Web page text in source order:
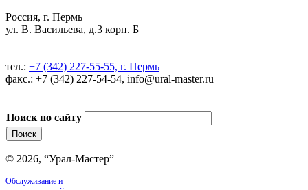
Россия, г. Пермь
ул. В. Васильева, д.3 корп. Б
тел.: +7 (342) 227-55-55, г. Пермь
факс.: +7 (342) 227-54-54, info@ural-master.ru
Поиск по сайту
© 2026, “Урал-Мастер”
Обслуживание и